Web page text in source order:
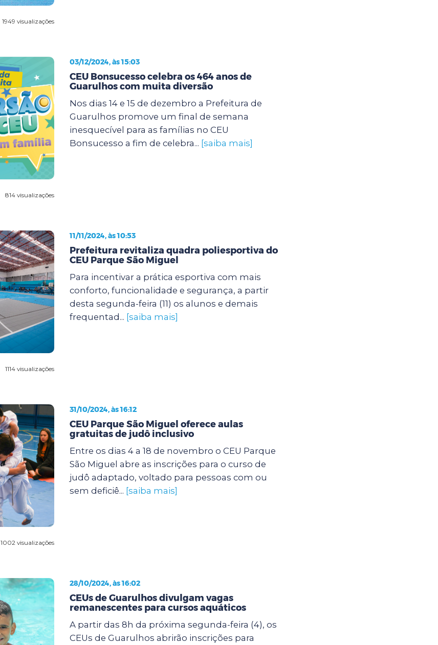
1949 visualizações
814 visualizações
03/12/2024, às 15:03
CEU Bonsucesso celebra os 464 anos de
Guarulhos com muita diversão
Nos dias 14 e 15 de dezembro a Prefeitura de
Guarulhos promove um final de semana
inesquecível para as famílias no CEU
Bonsucesso a fim de celebra... [saiba mais]
1114 visualizações
11/11/2024, às 10:53
Prefeitura revitaliza quadra poliesportiva do
CEU Parque São Miguel
Para incentivar a prática esportiva com mais
conforto, funcionalidade e segurança, a partir
desta segunda-feira (11) os alunos e demais
frequentad... [saiba mais]
1002 visualizações
31/10/2024, às 16:12
CEU Parque São Miguel oferece aulas
gratuitas de judô inclusivo
Entre os dias 4 a 18 de novembro o CEU Parque
São Miguel abre as inscrições para o curso de
judô adaptado, voltado para pessoas com ou
sem deficiê... [saiba mais]
28/10/2024, às 16:02
CEUs de Guarulhos divulgam vagas
remanescentes para cursos aquáticos
A partir das 8h da próxima segunda-feira (4), os
CEUs de Guarulhos abrirão inscrições para